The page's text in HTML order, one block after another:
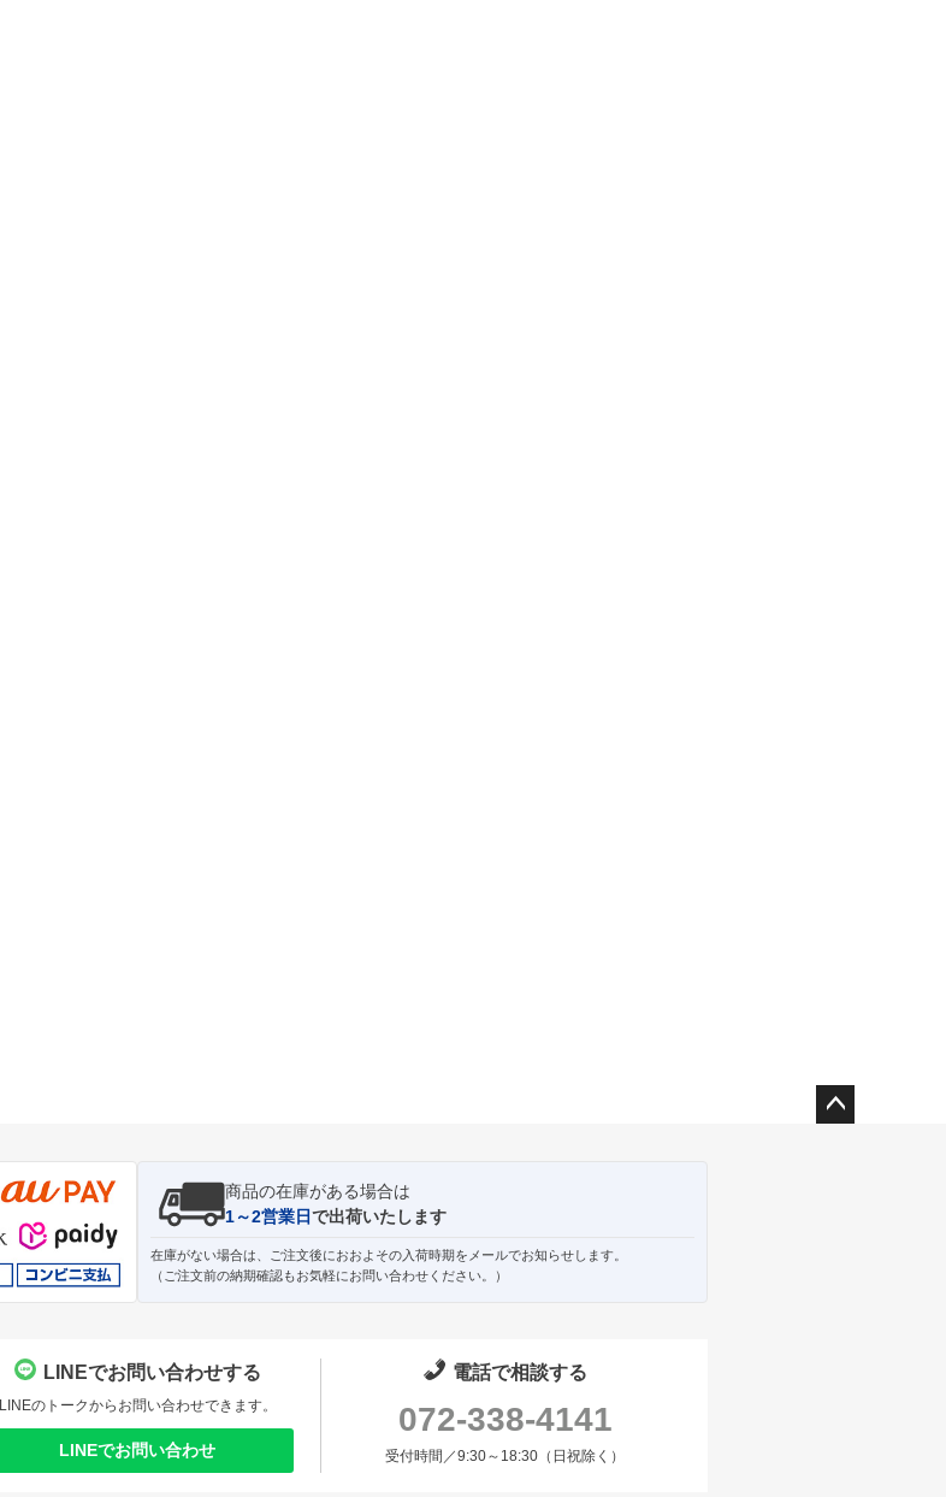
商品の在庫がある場合は
1～2営業日で出荷いたします
在庫がない場合は、ご注文後におおよその入荷時期をメールでお知らせします。
（ご注文前の納期確認もお気軽にお問い合わせください。）
LINEでお問い合わせする
LINEのトークからお問い合わせできます。
LINEでお問い合わせ
電話で相談する
072-338-4141
受付時間／9:30～18:30（日祝除く）